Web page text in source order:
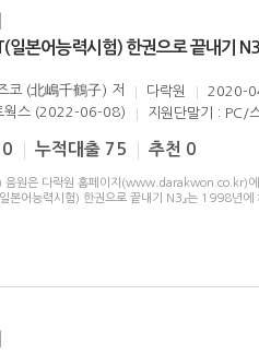
일본어능력시험) 한권으로 끝내기 N3
코 (北嶋千鶴子) 저 다락원
2020-
웍스 (2022-06-08)
지원단말기 : PC/
0 누적대출 75 추천 0
원은 다락원 홈페이지(www.darakwon.co.kr)에
본어능력시험) 한권으로 끝내기 N3』는 1998년에